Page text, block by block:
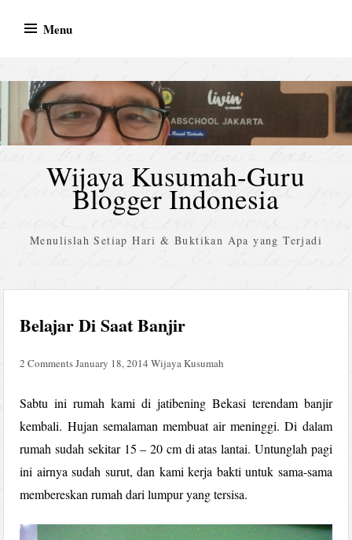
Menu
Wijaya Kusumah-Guru
Blogger Indonesia
Menulislah Setiap Hari & Buktikan Apa yang Terjadi
Belajar Di Saat Banjir
2 CommentsJanuary 18, 2014 Wijaya Kusumah
Sabtu ini rumah kami di jatibening Bekasi terendam banjir
kembali. Hujan semalaman membuat air meninggi. Di dalam
rumah sudah sekitar 15 – 20 cm di atas lantai. Untunglah pagi
ini airnya sudah surut, dan kami kerja bakti untuk sama-sama
membereskan rumah dari lumpur yang tersisa.